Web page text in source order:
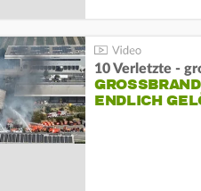
10 Verletzte -
NDLICH